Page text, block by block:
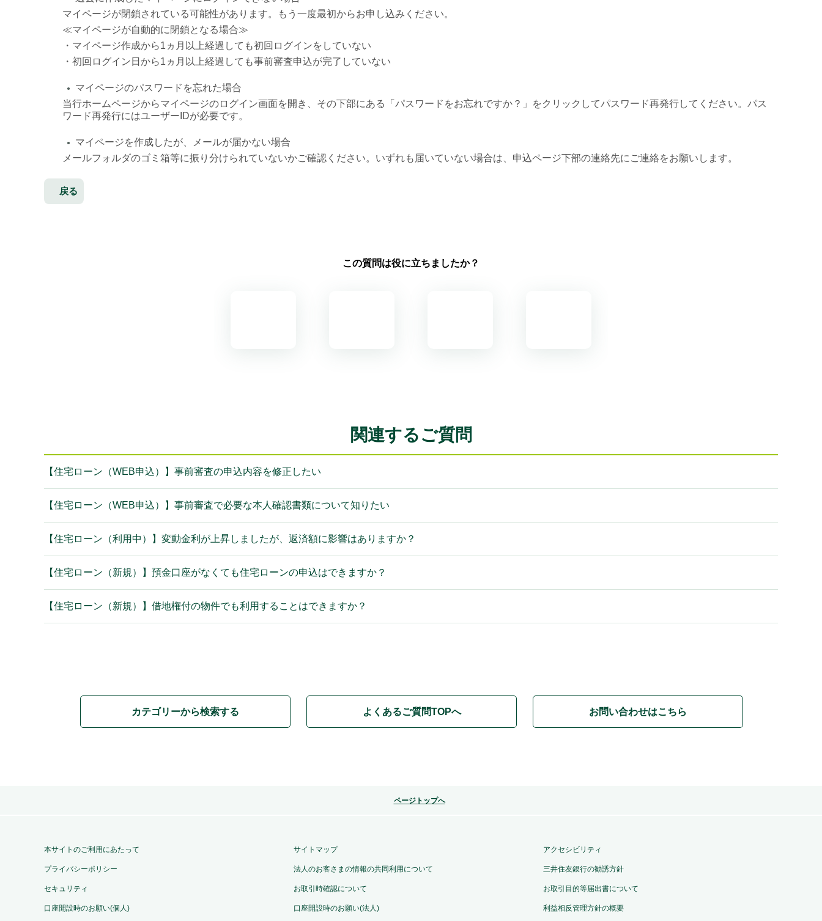
マイページが閉鎖されている可能性があります。もう一度最初からお申し込みください。
≪マイページが自動的に閉鎖となる場合≫
・マイページ作成から1ヵ月以上経過しても初回ログインをしていない
・初回ログイン日から1ヵ月以上経過しても事前審査申込が完了していない
●
マイページのパスワードを忘れた場合
当行ホームページからマイページのログイン画面を開き、その下部にある「パスワードをお忘れですか？」をクリックしてパスワード再発行してください。パス
ワード再発行にはユーザーIDが必要です。
●
マイページを作成したが、メールが届かない場合
メールフォルダのゴミ箱等に振り分けられていないかご確認ください。いずれも届いていない場合は、申込ページ下部の連絡先にご連絡をお願いします。
戻る
この質問は役に立ちましたか？
関連するご質問
【住宅ローン（WEB申込）】事前審査の申込内容を修正したい
【住宅ローン（WEB申込）】事前審査で必要な本人確認書類について知りたい
【住宅ローン（利用中）】変動金利が上昇しましたが、返済額に影響はありますか？
【住宅ローン（新規）】預金口座がなくても住宅ローンの申込はできますか？
【住宅ローン（新規）】借地権付の物件でも利用することはできますか？
カテゴリーから検索する よくあるご質問TOPへ お問い合わせはこちら
ページトップへ
本サイトのご利用にあたって サイトマップ アクセシビリティ
プライバシーポリシー 法人のお客さまの情報の共同利用について 三井住友銀行の勧誘方針
セキュリティ お取引時確認について お取引目的等届出書について
口座開設時のお願い(個人) 口座開設時のお願い(法人) 利益相反管理方針の概要